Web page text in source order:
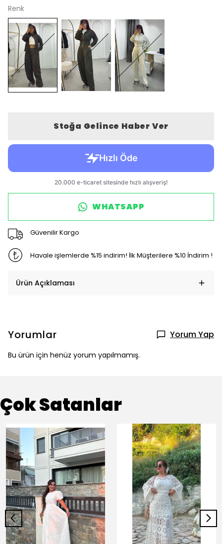
Renk
Stoğa Gelince Haber Ver
WHATSAPP
Güvenilir Kargo
Havale işlemlerde %15 indirim! İlk Müşterilere %10 İndirim !
Ürün Açıklaması
Yorumlar Yorum Yap
Bu ürün için henüz yorum yapılmamış.
Çok Satanlar